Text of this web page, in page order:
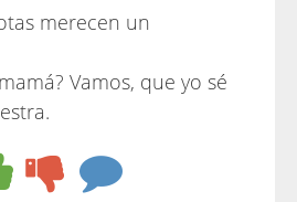
merecen un
Vamos, que yo sé